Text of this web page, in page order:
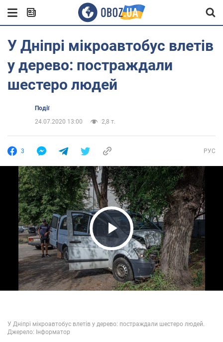
У Дніпрі мікроавтобус влетів
у дерево: постраждали
шестеро людей
Події
24.07.2020 13:00
2,8 т.
3 РУС
Play Video